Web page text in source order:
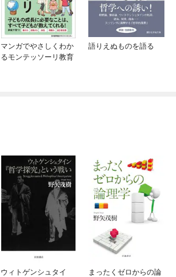
マンガでやさしくわか
るモンテッソーリ教育
語りえぬものを語る
ウィトゲンシュタイ
まったくゼロからの論